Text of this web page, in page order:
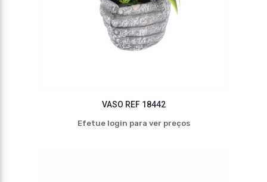
VASO REF 18442
Efetue login para ver preços